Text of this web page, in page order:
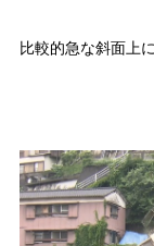
比較的急な斜面上